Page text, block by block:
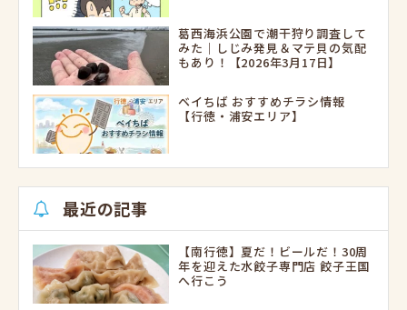
葛西海浜公園で潮干狩り調査して
みた｜しじみ発見＆マテ貝の気配
もあり！【2026年3月17日】
ベイちば おすすめチラシ情報
【行徳・浦安エリア】
最近の記事
【南行徳】夏だ！ビールだ！30周
年を迎えた水餃子専門店 餃子王国
へ行こう